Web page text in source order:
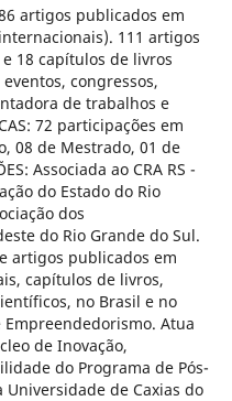
86 artigos publicados em
111 artigos
18 capítulos de livros
congressos,
de trabalhos e
72 participações em
08 de Mestrado, 01 de
Associada ao CRA RS -
do Estado do Rio
dos
do Rio Grande do Sul.
artigos publicados em
capítulos de livros,
no Brasil e no
Atua
de Inovação,
do Programa de Pós-
de Caxias do